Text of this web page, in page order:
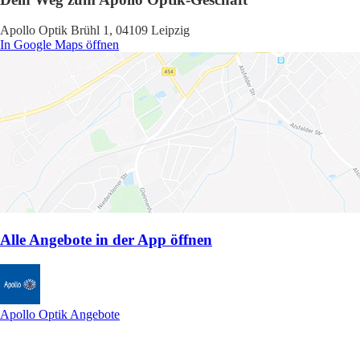
Apollo Optik Brühl 1, 04109 Leipzig
In Google Maps öffnen
Alle Angebote in der App öffnen
Apollo Optik Angebote